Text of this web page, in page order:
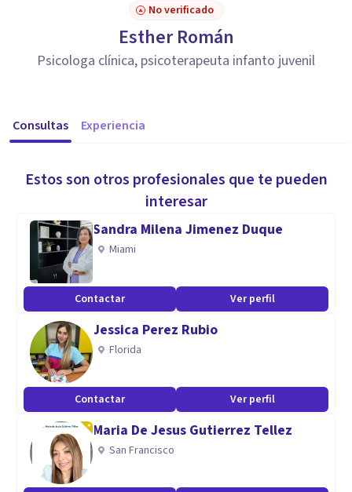
No verificado
Esther Román
Psicologa clínica, psicoterapeuta infanto juvenil
Consultas Experiencia
Estos son otros profesionales que te pueden
interesar
Sandra Milena Jimenez Duque
Miami
Contactar Ver perfil
Jessica Perez Rubio
Florida
Contactar Ver perfil
Maria De Jesus Gutierrez Tellez
San Francisco